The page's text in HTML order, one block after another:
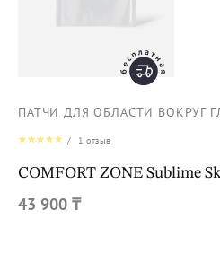
ПАТЧИ ДЛЯ ОБЛАСТИ ВОКРУГ
/ 1 отзыв
COMFORT ZONE Sublime
43 900 ₸